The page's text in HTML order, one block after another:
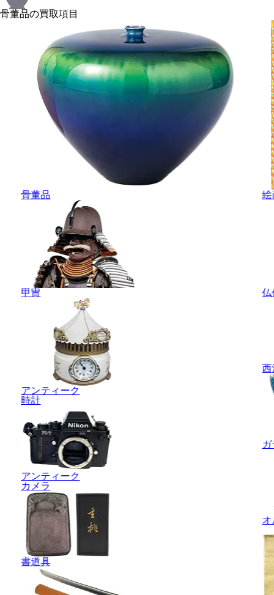
骨董品の買取項目
骨董品
甲冑
アンティーク
時計
アンティーク
カメラ
書道具
絵
仏
西
オ